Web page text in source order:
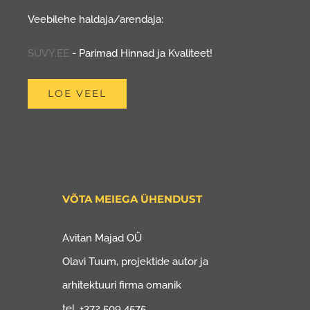
Veebilehe haldaja/arendaja:
SUVY.EE - Parimad Hinnad ja Kvaliteet!
LOE VEEL
VÕTA MEIEGA ÜHENDUST
Avitan Majad OÜ
Olavi Tuum, projektide autor ja
arhitektuuri firma omanik